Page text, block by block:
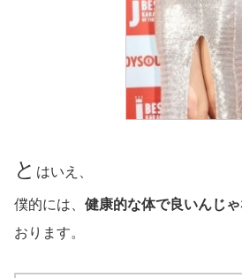
と はいえ、
僕的には、 健康的な体で良いんじ
おります。